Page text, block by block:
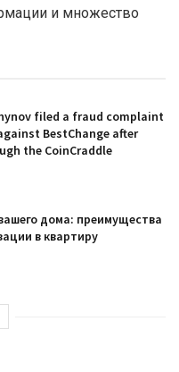
и множество
filed a fraud complaint
BestChange after
the CoinCraddle
дома: преимущества
в квартиру